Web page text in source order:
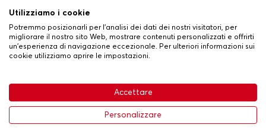
32,53 €
-20% 40,66 €
Aggiungi al carrello
Condizioni generali di vendita•
Politica sulla privacy e sui cookie•Livraison
Utilizziamo i cookie
Potremmo posizionarli per l'analisi dei dati dei nostri visitatori, per
migliorare il nostro sito Web, mostrare contenuti personalizzati e offrirti
un'esperienza di navigazione eccezionale. Per ulteriori informazioni sui
cookie utilizziamo aprire le impostazioni.
Accettare
Personalizzare